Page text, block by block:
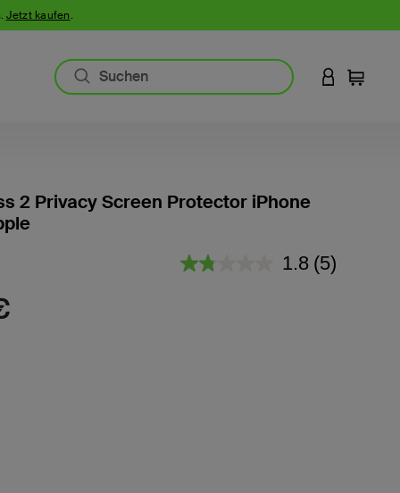
Jetzt kaufen.
AN IHREM
2 Privacy Screen Protector iPhone
3,3 von 5 Kundenrezension
1.8 5
(5)